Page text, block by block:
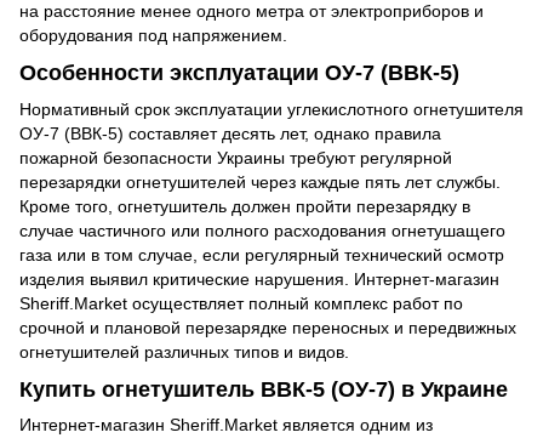
на расстояние менее одного метра от электроприборов и
оборудования под напряжением.
Особенности эксплуатации ОУ-7 (ВВК-5)
Нормативный срок эксплуатации углекислотного огнетушителя
ОУ-7 (ВВК-5) составляет десять лет, однако правила
пожарной безопасности Украины требуют регулярной
перезарядки огнетушителей через каждые пять лет службы.
Кроме того, огнетушитель должен пройти перезарядку в
случае частичного или полного расходования огнетушащего
газа или в том случае, если регулярный технический осмотр
изделия выявил критические нарушения. Интернет-магазин
Sheriff.Market осуществляет полный комплекс работ по
срочной и плановой перезарядке переносных и передвижных
огнетушителей различных типов и видов.
Купить огнетушитель ВВК-5 (ОУ-7) в Украине
Интернет-магазин Sheriff.Market является одним из